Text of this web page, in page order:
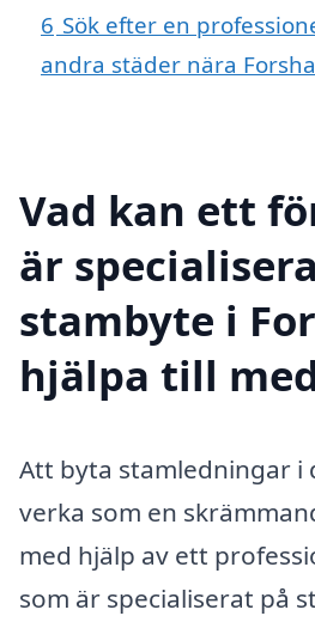
6 Sök efter en
andra städer nära
Vad kan ett
är
stambyte i
hjälpa till
Att byta stamledningar i
verka som en
med hjälp av ett
som är specialiserat på